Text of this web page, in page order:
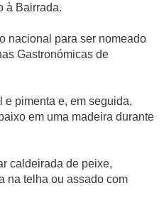
à Bairrada.
nacional para ser nomeado
Gastronómicas de
e pimenta e, em seguida,
em uma madeira durante
caldeirada de peixe,
na telha ou assado com